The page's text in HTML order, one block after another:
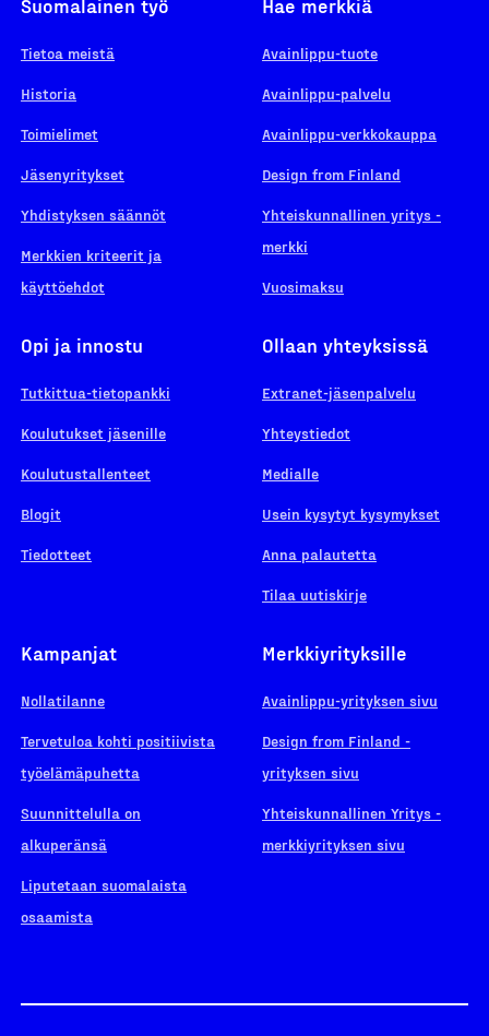
Suomalainen työ
Tietoa meistä
Historia
Toimielimet
Jäsenyritykset
Yhdistyksen säännöt
Merkkien kriteerit ja
käyttöehdot
Hae merkkiä
Avainlippu-tuote
Avainlippu-palvelu
Avainlippu-verkkokauppa
Design from Finland
Yhteiskunnallinen yritys -
merkki
Vuosimaksu
Opi ja innostu
Tutkittua-tietopankki
Koulutukset jäsenille
Koulutustallenteet
Blogit
Tiedotteet
Ollaan yhteyksissä
Extranet-jäsenpalvelu
Yhteystiedot
Medialle
Usein kysytyt kysymykset
Anna palautetta
Tilaa uutiskirje
Kampanjat
Nollatilanne
Tervetuloa kohti positiivista
työelämäpuhetta
Suunnittelulla on
alkuperänsä
Liputetaan suomalaista
osaamista
Merkkiyrityksille
Avainlippu-yrityksen sivu
Design from Finland -
yrityksen sivu
Yhteiskunnallinen Yritys -
merkkiyrityksen sivu